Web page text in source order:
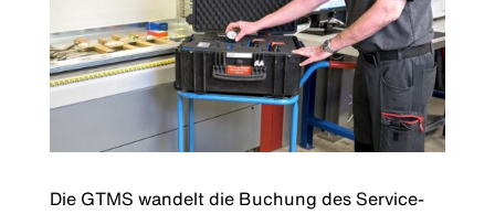
Die GTMS wandelt die Buchung des Service-